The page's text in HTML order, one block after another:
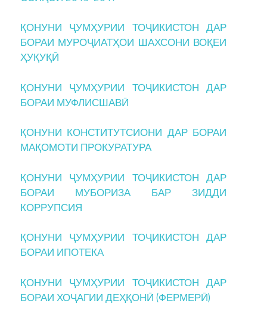
ҚОНУНИ ҶУМҲУРИИ ТОҶИКИСТОН ДАР
БОРАИ МУРОҶИАТҲОИ ШАХСОНИ ВОҚЕИ
ҲУҚУҚӢ
ҚОНУНИ ҶУМҲУРИИ ТОҶИКИСТОН ДАР
БОРАИ МУФЛИСШАВӢ
ҚОНУНИ КОНСТИТУТСИОНИ ДАР БОРАИ
МАҚОМОТИ ПРОКУРАТУРА
ҚОНУНИ ҶУМҲУРИИ ТОҶИКИСТОН ДАР
БОРАИ МУБОРИЗА БАР ЗИДДИ
КОРРУПСИЯ
ҚОНУНИ ҶУМҲУРИИ ТОҶИКИСТОН ДАР
БОРАИ ИПОТЕКА
ҚОНУНИ ҶУМҲУРИИ ТОҶИКИСТОН ДАР
БОРАИ ХОҶАГИИ ДЕҲҚОНӢ (ФЕРМЕРӢ)